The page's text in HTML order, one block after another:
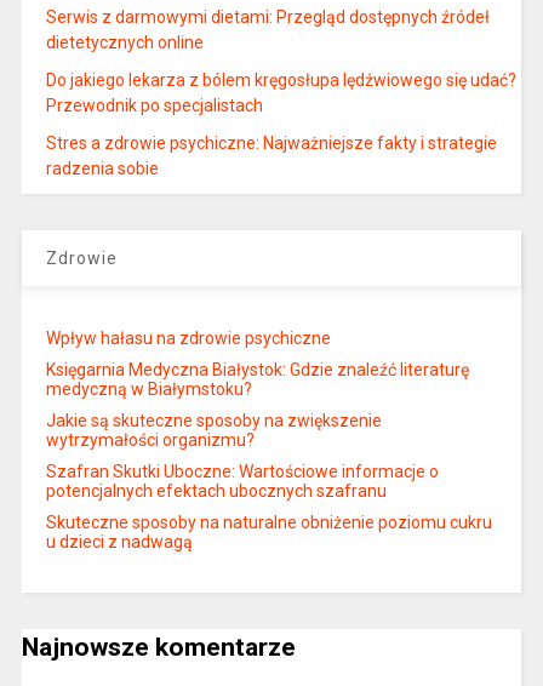
Serwis z darmowymi dietami: Przegląd dostępnych źródeł
dietetycznych online
Do jakiego lekarza z bólem kręgosłupa lędźwiowego się udać?
Przewodnik po specjalistach
Stres a zdrowie psychiczne: Najważniejsze fakty i strategie
radzenia sobie
Zdrowie
Wpływ hałasu na zdrowie psychiczne
Księgarnia Medyczna Białystok: Gdzie znaleźć literaturę
medyczną w Białymstoku?
Jakie są skuteczne sposoby na zwiększenie
wytrzymałości organizmu?
Szafran Skutki Uboczne: Wartościowe informacje o
potencjalnych efektach ubocznych szafranu
Skuteczne sposoby na naturalne obniżenie poziomu cukru
u dzieci z nadwagą
Najnowsze komentarze